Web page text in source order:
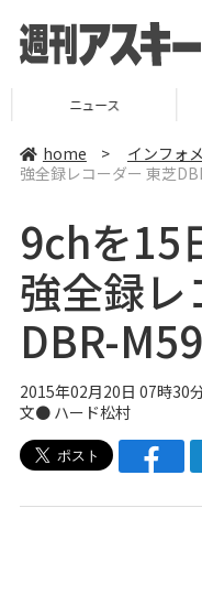
ニュース
home > インフォ
強全録レコーダー 東芝
9chを15
強全録レ
DBR-
2015年02月20日 07時30
文● ハード松村